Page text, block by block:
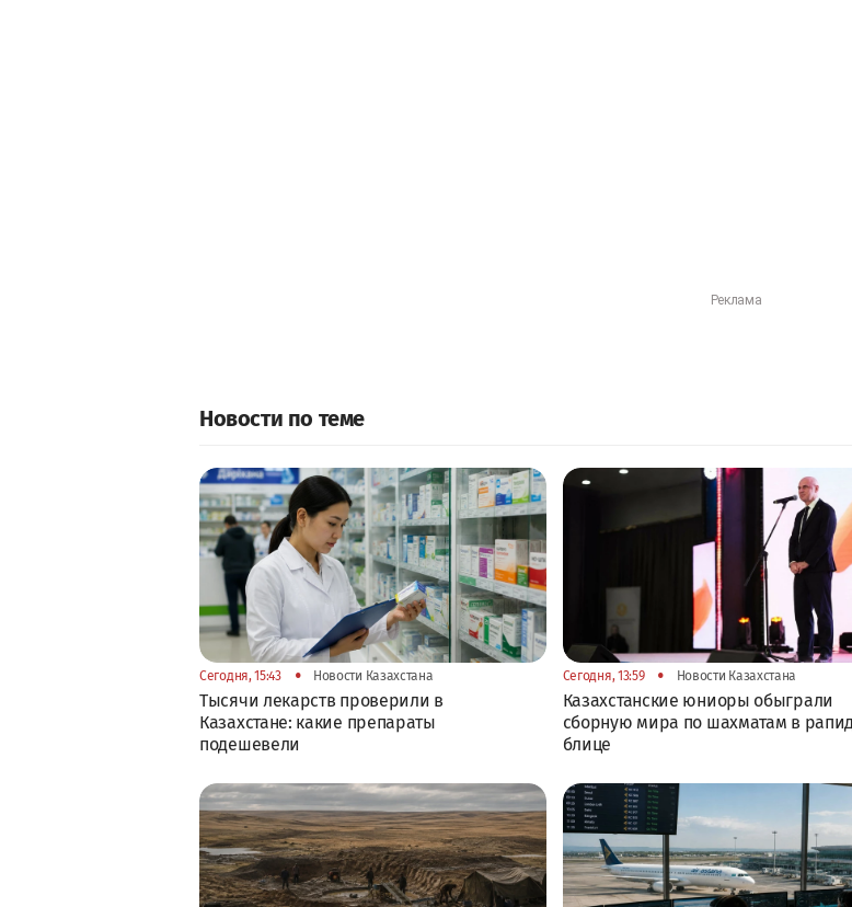
Новости по теме
Сегодня, 15:43 • Новости Казахстана
Тысячи лекарств проверили в
Казахстане: какие препараты
подешевели
Сегодня, 13:59 • Новости Казахстана
Казахстанские юниоры обыграли
сборную мира по шахматам в
блице